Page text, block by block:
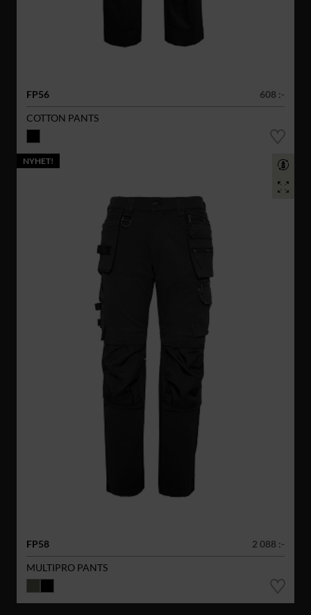
FP56
608 :-
COTTON PANTS
NYHET!
FP58
2 088 :-
MULTIPRO PANTS